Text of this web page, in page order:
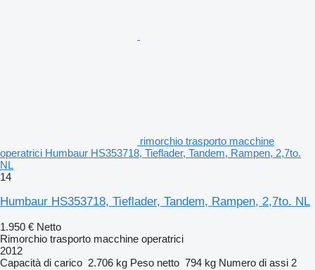
rimorchio trasporto macchine
operatrici Humbaur HS353718, Tieflader, Tandem, Rampen, 2,7to.
NL
14
Humbaur HS353718, Tieflader, Tandem, Rampen, 2,7to. NL
1.950 € Netto
Rimorchio trasporto macchine operatrici
2012
Capacità di carico 2.706 kg Peso netto 794 kg Numero di assi 2